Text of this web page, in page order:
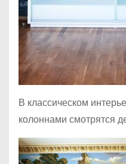
В классическом
колоннами смотрятся